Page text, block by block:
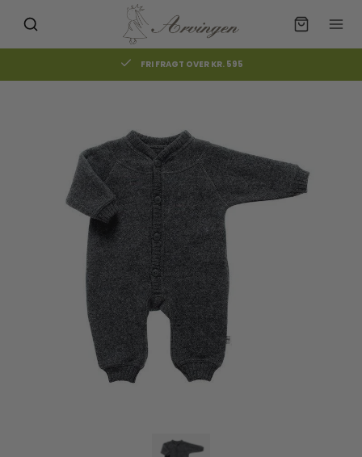
FRI FRAGT OVER KR. 595
produkter have din interesse?